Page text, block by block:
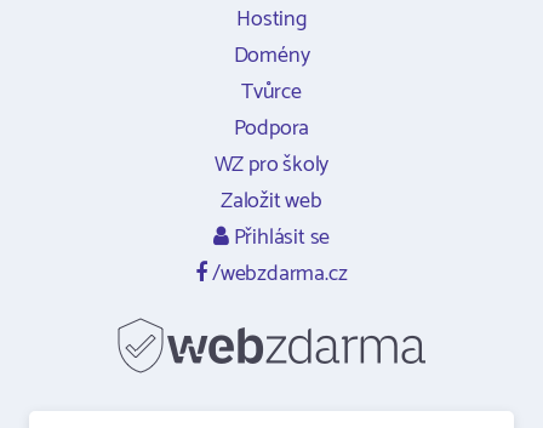
Hosting
Domény
Tvůrce
Podpora
WZ pro školy
Založit web
Přihlásit se
/webzdarma.cz